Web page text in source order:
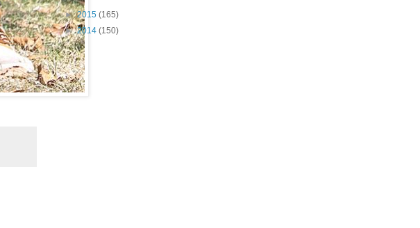
►2015 (165)
►2014 (150)